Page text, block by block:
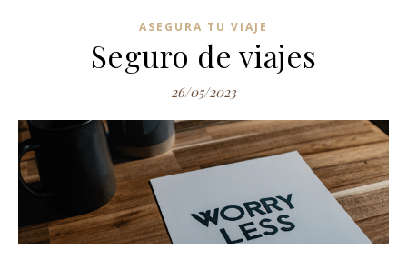
ASEGURA TU VIAJE
Seguro de viajes
26/05/2023